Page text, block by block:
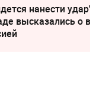
нанести
высказались о